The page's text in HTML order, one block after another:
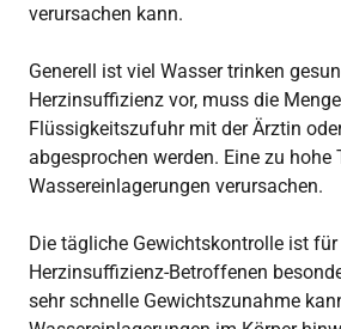
verursachen kann.
Generell ist viel Wasser trinken
Herzinsuffizienz vor, muss die
Flüssigkeitszufuhr mit der Ärztin
abgesprochen werden. Eine zu hohe
Wassereinlagerungen verursachen.
Die tägliche Gewichtskontrolle ist
Herzinsuffizienz-Betroffenen
sehr schnelle Gewichtszunahme